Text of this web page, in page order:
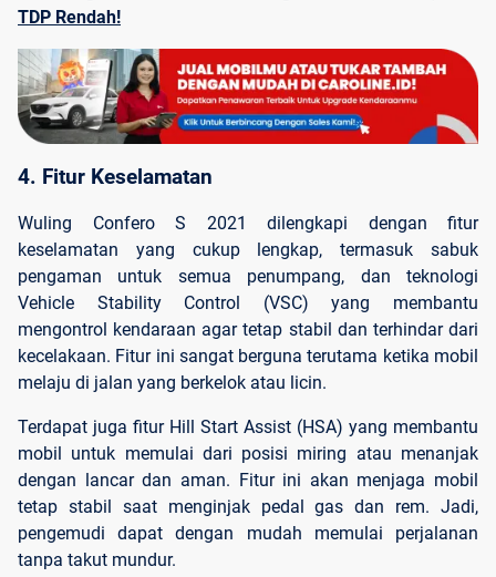
TDP Rendah!
4. Fitur Keselamatan
Wuling Confero S 2021 dilengkapi dengan fitur
keselamatan yang cukup lengkap, termasuk sabuk
pengaman untuk semua penumpang, dan teknologi
Vehicle Stability Control (VSC) yang membantu
mengontrol kendaraan agar tetap stabil dan terhindar dari
kecelakaan. Fitur ini sangat berguna terutama ketika mobil
melaju di jalan yang berkelok atau licin.
Terdapat juga fitur Hill Start Assist (HSA) yang membantu
mobil untuk memulai dari posisi miring atau menanjak
dengan lancar dan aman. Fitur ini akan menjaga mobil
tetap stabil saat menginjak pedal gas dan rem. Jadi,
pengemudi dapat dengan mudah memulai perjalanan
tanpa takut mundur.